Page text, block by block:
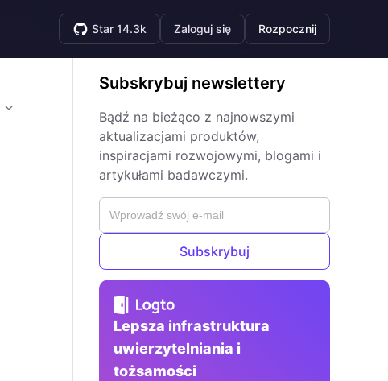
Star 14.3k Zaloguj się Rozpocznij
Subskrybuj newslettery
Bądź na bieżąco z najnowszymi
aktualizacjami produktów,
inspiracjami rozwojowymi, blogami i
artykułami badawczymi.
Subskrybuj
Lepsza infrastruktura
uwierzytelniania i
tożsamości